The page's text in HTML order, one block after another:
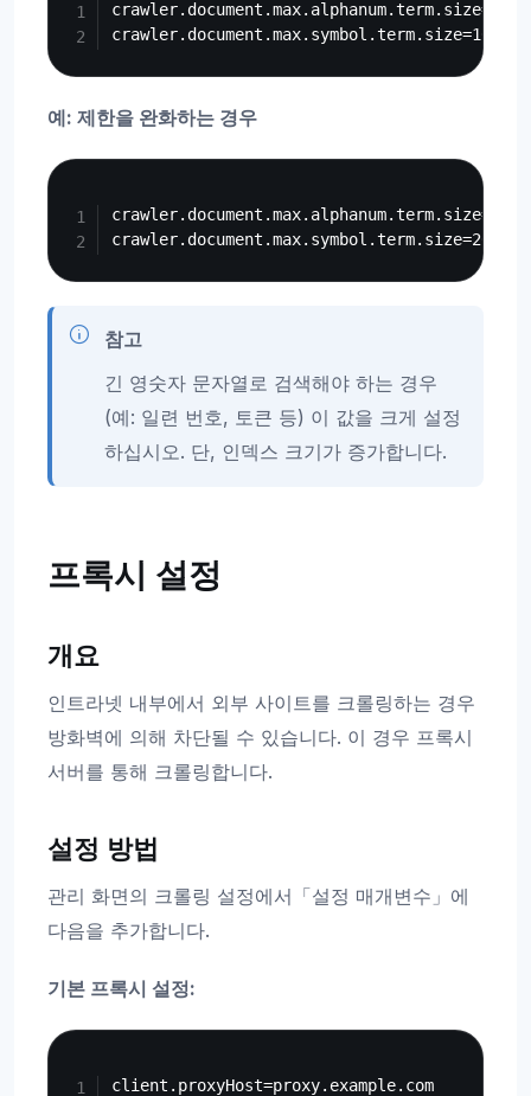
crawler.document.max.alphanum.term.size=20
예: 제한을 완화하는 경우
crawler.document.max.alphanum.term.size=50
참고
긴 영숫자 문자열로 검색해야 하는 경우
(예: 일련 번호, 토큰 등) 이 값을 크게 설정
하십시오. 단, 인덱스 크기가 증가합니다.
프록시 설정
개요
인트라넷 내부에서 외부 사이트를 크롤링하는 경우
방화벽에 의해 차단될 수 있습니다. 이 경우 프록시
서버를 통해 크롤링합니다.
설정 방법
관리 화면의 크롤링 설정에서「설정 매개변수」에
다음을 추가합니다.
기본 프록시 설정:
client.proxyHost=proxy.example.com